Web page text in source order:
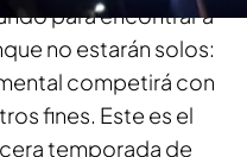
para encontrar a
no estarán solos:
competirá con
fines. Este es el
temporada de